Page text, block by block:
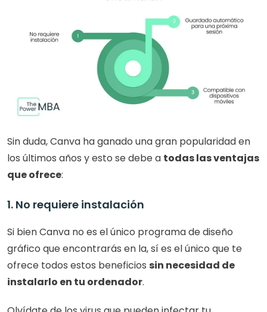
Sin duda, Canva ha ganado una gran popularidad en
los últimos años y esto se debe a todas las ventajas
que ofrece:
1. No requiere instalación
Si bien Canva no es el único programa de diseño
gráfico que encontrarás en la, sí es el único que te
ofrece todos estos beneficios sin necesidad de
instalarlo en tu ordenador.